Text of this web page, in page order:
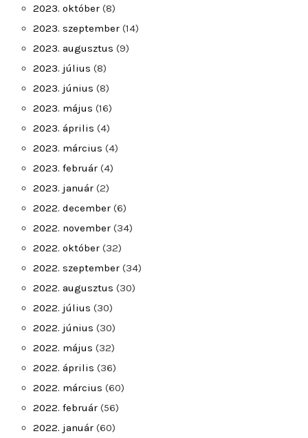
2023. október (8)
2023. szeptember (14)
2023. augusztus (9)
2023. július (8)
2023. június (8)
2023. május (16)
2023. április (4)
2023. március (4)
2023. február (4)
2023. január (2)
2022. december (6)
2022. november (34)
2022. október (32)
2022. szeptember (34)
2022. augusztus (30)
2022. július (30)
2022. június (30)
2022. május (32)
2022. április (36)
2022. március (60)
2022. február (56)
2022. január (60)